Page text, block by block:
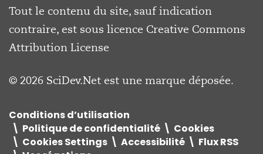
Tout le contenu du site, sauf indication
contraire, est sous licence Creative Commons
Attribution License
© 2026 SciDev.Net est une marque déposée.
Conditions d’utilisation
Politique de confidentialité
Cookies
Cookies Settings
Accessibilité
Flux RSS